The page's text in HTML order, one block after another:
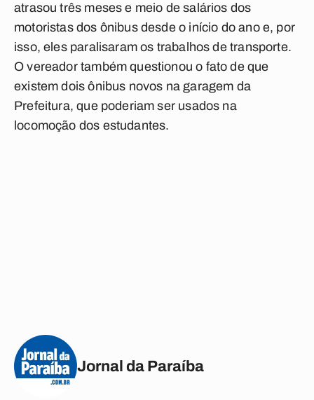
atrasou três meses e meio de salários dos
motoristas dos ônibus desde o início do ano e, por
isso, eles paralisaram os trabalhos de transporte.
O vereador também questionou o fato de que
existem dois ônibus novos na garagem da
Prefeitura, que poderiam ser usados na
locomoção dos estudantes.
Jornal da Paraíba